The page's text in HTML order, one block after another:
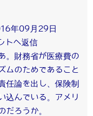
年09月29日
へ返信
。財務省が医療費の
ムのためであること
任論を出し、保険制
込んでいる。アメリ
だろうか。